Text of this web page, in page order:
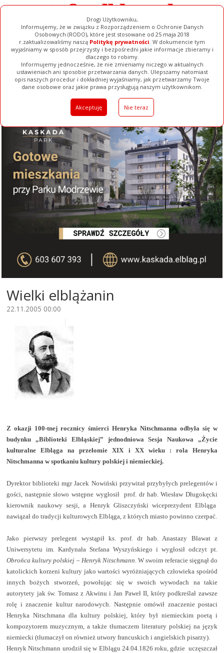
Drogi Użytkowniku,
Informujemy, że w związku z Rozporządzeniem o Ochronie Danych
Osobowych (RODO), które jest stosowane od 25 maja 2018
r.zaktualizowaliśmy naszą Politykę prywatności. W dokumencie tym
wyjaśniamy w sposób przejrzysty i bezpośredni jakie informacje zbieramy i
dlaczego to robimy.
Informujemy jednocześnie, że nie zmieniamy niczego w aktualnych
ustawieniach ani sposobie przetwarzania danych. Ulepszamy natomiast
opis naszych procedur i dokładniej wyjaśniamy, jak przetwarzamy Twoje
dane osobowe oraz jakie prawa przysługują naszym użytkownikom.
Akceptuję Nie teraz
Ogłoszenia Filmy Galerie Baza Firm Pełna Wersja
Wielki elblążanin
22.11.2005 00:00
Z okazji 100-tnej rocznicy śmierci Henryka Nitschmanna odbyła się w
budynku „Biblioteki Elbląskiej” jednodniowa Sesja Naukowa „Życie
kulturalne Elbląga na przełomie XIX i XX wieku : rola Henryka
Nitschmanna w spotkaniu kultury polskiej i niemieckiej.
Dyrektor biblioteki mgr Jacek Nowiński przywitał przybyłych prelegentów i
gości, następnie słowo wstępne wygłosił
prof. dr hab. Wiesław Długokęcki
kierownik naukowy sesji, a Henryk Gliszczyński wiceprezydent Elbląga
nawiązał do tradycji kulturowych Elbląga, z których miasto powinno czerpać.
Jako pierwszy prelegent wystąpił ks. prof. dr hab. Anastazy Bławat z
Uniwersytetu im. Kardynała Stefana Wyszyńskiego i wygłosił odczyt pt.
Obrońca kultury polskiej – Henryk Nitschmann. W swoim referacie sięgnął do
katolickich korzeni kultury jako wartości wyróżniających człowieka spośród
innych bożych stworzeń, powołując się w swoich wywodach na takie
autorytety jak św. Tomasz z Akwinu i Jan Paweł II, który podkreślał zawsze
rolę i znaczenie kultur narodowych. Następnie omówił znaczenie postaci
Henryka Nitschmana dla kultury polskiej, który był niemieckim poetą i
kompozytorem muzycznym, a także tłumaczem literatury polskiej na język
niemiecki (tłumaczył on również utwory francuskich i angielskich pisarzy).
Henryk Nitschmann urodził się w Elblągu 24.04.1826 roku, gdzie uczęszczał